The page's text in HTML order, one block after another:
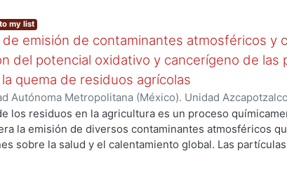
my list
emisión de contaminantes atmosféricos y
del potencial oxidativo y cancerígeno de las
quema de residuos agrícolas
Autónoma Metropolitana (México). Unidad
de Información.,2017)SANTIAGO DE LA ROSA, NAXIELI
los residuos en la agricultura es un proceso
la emisión de diversos contaminantes atmosféricos
sobre la salud y el calentamiento global. Las